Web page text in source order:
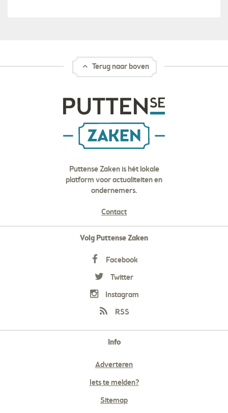
Terug naar boven
Puttense Zaken is hét lokale
platform voor actualiteiten en
ondernemers.
Contact
Volg Puttense Zaken
Facebook
Twitter
Instagram
RSS
Info
Adverteren
Iets te melden?
Sitemap